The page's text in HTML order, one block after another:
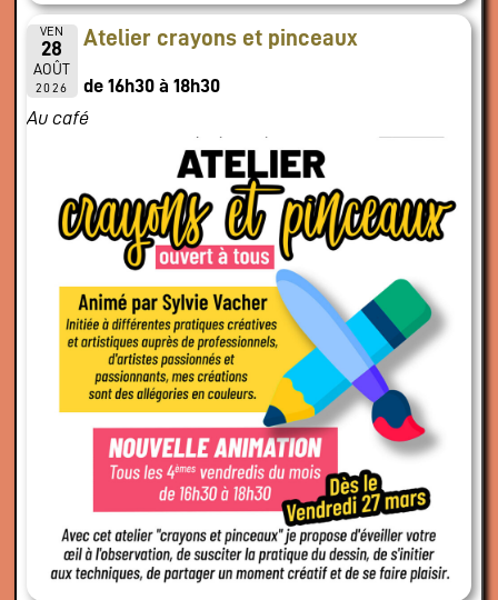
VEN
28
AOÛT
2026
Atelier crayons et pinceaux
de 16h30 à 18h30
Au café